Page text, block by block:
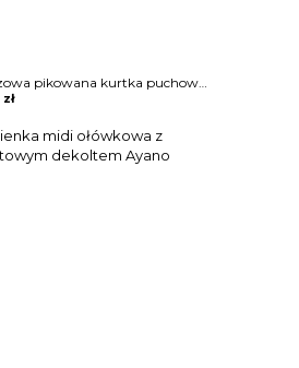
Oversizowa pikowana kurtka puchowa z kapturem Thamara
zł